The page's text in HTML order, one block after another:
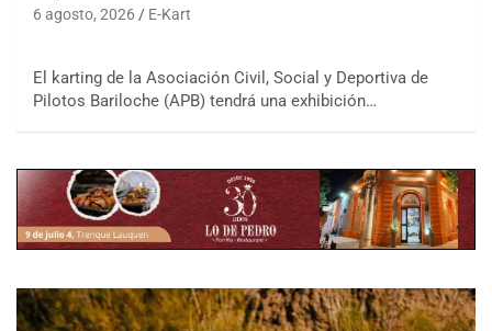
6 agosto, 2026 E-Kart
El karting de la Asociación Civil, Social y Deportiva de
Pilotos Bariloche (APB) tendrá una exhibición…